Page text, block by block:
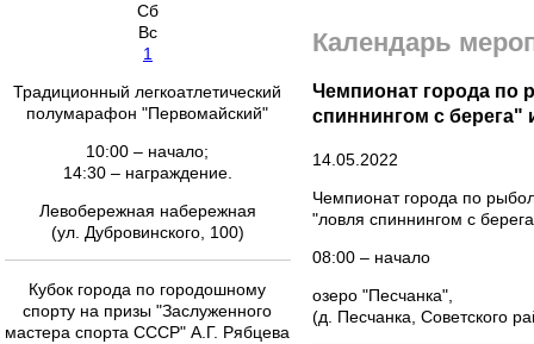
Сб
Вс
1
Традиционный легкоатлетический
полумарафон "Первомайский"
10:00 – начало;
14:30 – награждение.
Левобережная набережная
(ул. Дубровинского, 100)
Кубок города по городошному
спорту на призы "Заслуженного
мастера спорта СССР" А.Г. Рябцева
Календарь
Чемпионат города по
спиннингом с берега"
14.05.2022
Чемпионат города по
"ловля спиннингом с
08:00 – начало
озеро "Песчанка",
(д. Песчанка, Советского